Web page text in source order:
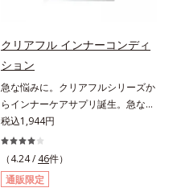
クリアフル インナーコンディ
ション
急な悩みに。クリアフルシリーズか
らインナーケアサプリ誕生。急な悩
みに。ケアに行き詰まったすべての
女性に送る、「クリアフルシリー
ズ」のオールインワンサプリメント
です。ビタミンB1とB2を配合。ビ
タミンB6とビタミンCは、タイムリ
税込1,944円
（4.24 / 46件）
通販限定